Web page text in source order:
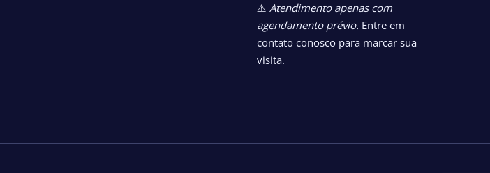
⚠️ Atendimento apenas com
agendamento prévio. Entre em
contato conosco para marcar sua
visita.